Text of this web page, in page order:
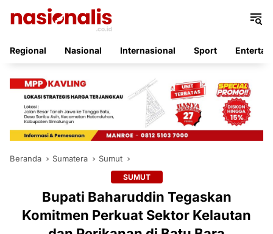
Regional
Nasional Internasional Sport
Beranda Sumatera Sumut
SUMUT
Bupati Baharuddin Tegaskan
Komitmen Perkuat Sektor Kelautan